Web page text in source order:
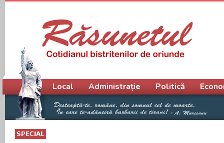
SPECIAL
Meniu principal
Local Administrație Politică